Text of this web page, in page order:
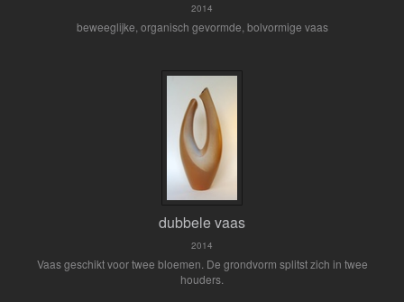
2014
beweeglijke, organisch gevormde, bolvormige vaas
dubbele vaas
2014
Vaas geschikt voor twee bloemen. De grondvorm splitst zich in twee
houders.